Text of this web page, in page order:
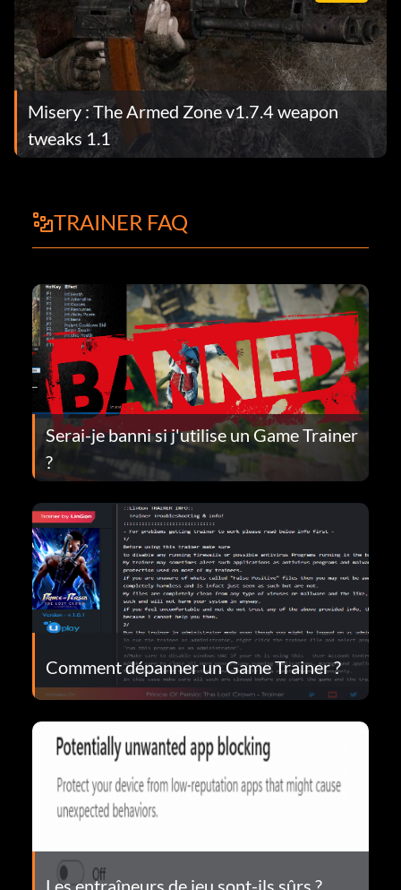
Misery : The Armed Zone v1.7.4 weapon
tweaks 1.1
TRAINER FAQ
Serai-je banni si j'utilise un Game Trainer
?
Comment dépanner un Game Trainer ?
Les entraîneurs de jeu sont-ils sûrs ?